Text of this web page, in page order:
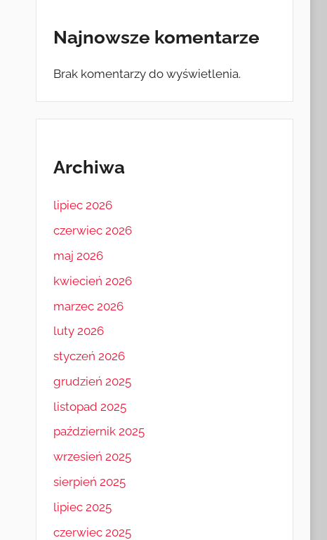
Najnowsze komentarze
Brak komentarzy do wyświetlenia.
Archiwa
lipiec 2026
czerwiec 2026
maj 2026
kwiecień 2026
marzec 2026
luty 2026
styczeń 2026
grudzień 2025
listopad 2025
październik 2025
wrzesień 2025
sierpień 2025
lipiec 2025
czerwiec 2025